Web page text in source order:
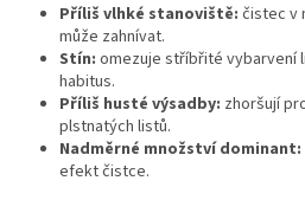
Příliš vlhké stanoviště: čistec v
může zahnívat.
Stín: omezuje stříbřité vybarvení
habitus.
Příliš husté výsadby: zhoršují
plstnatých listů.
Nadměrné množství dominant:
efekt čistce.